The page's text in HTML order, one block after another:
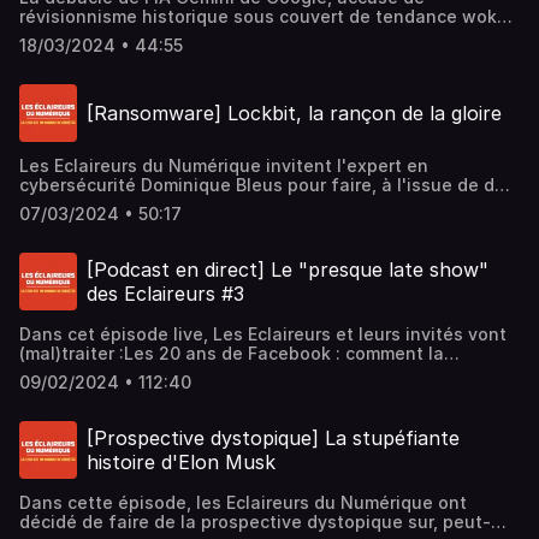
révisionnisme historique sous couvert de tendance woke,
a mis en lumière la part des algorithmes des IA dans nos
représentations, et l'impact que cela peut avoir sur les
tendance, nous accueillons Michelle Blanc, émérite
sachante du numérique au Québec.Un podcast de Damien
Douani et Fabrice Epelboin.Hébergé par Ausha. Visitez
d'informations.
18/03/2024 • 44:55
[Ransomware] Lockbit, la rançon de la gloire
Les Eclaireurs du Numérique invitent l'expert en
cybersécurité Dominique Bleus pour faire, à l'issue de de
l'épisode Lockbit, un état des lieux de des types de
pratiques de ransomware autour de deux mots clés :
passionnante pour comprendre les nouveaux enjeux liés
au capitalisme sauvage en action dans le monde des
éditeurs et acteurs du ransomware. Avec Fabrice Epelboin,
Visitez ausha.co/politique-de-confidentialite pour plus
d'informations.
07/03/2024 • 50:17
[Podcast en direct] Le "presque late show"
des Eclaireurs #3
Dans cet épisode live, Les Eclaireurs et leurs invités vont
(mal)traiter :Les 20 ans de Facebook : comment la
plateforme a-t-elle modelé notre vie numérique
(souvenirs d'anciens combattants).La CNIL qui valide le
données de santé ?Apple Vision Pro : la Pomme tente le
pari du casque immersif à un prix prohibitif, et ça pourrait
être gagnant.Enregistré en direct et en public le mardi 6
ausha.co/politique-de-confidentialite pour plus
d'informations.
09/02/2024 • 112:40
[Prospective dystopique] La stupéfiante
histoire d'Elon Musk
Dans cette épisode, les Eclaireurs du Numérique ont
décidé de faire de la prospective dystopique sur, peut-